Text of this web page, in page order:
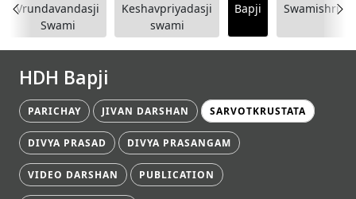
Vrundavandasji
Swami
Keshavpriyadasji
swami
Bapji
Swamishri
HDH Bapji
PARICHAY JIVAN DARSHAN SARVOTKRUSTATA
DIVYA PRASAD DIVYA PRASANGAM
VIDEO DARSHAN PUBLICATION